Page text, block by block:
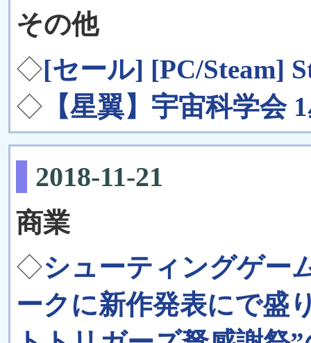
その他
◇[セール] [PC/Steam]
◇ 【星翼】宇宙科学会
2018-11-21
商業
◇シューティングゲー
ークに新作発表にで盛